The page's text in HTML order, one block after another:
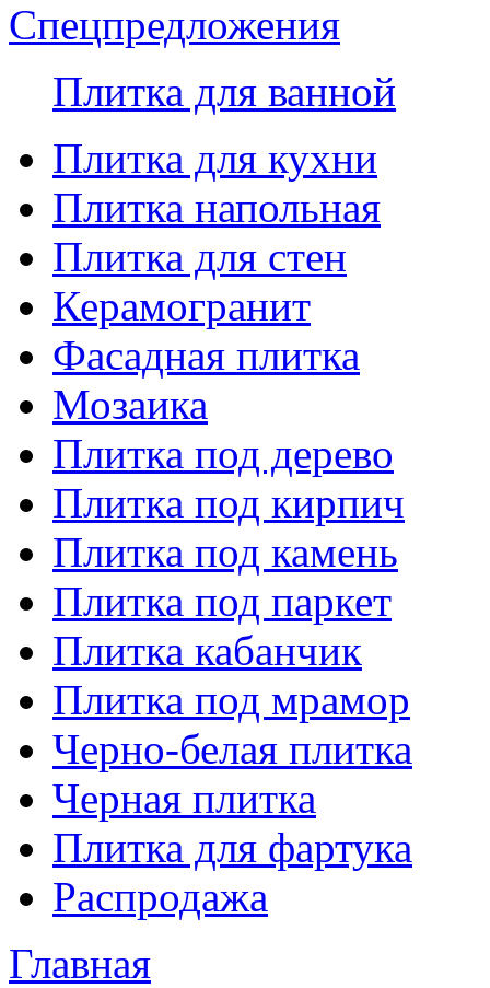
Спецпредложения
Плитка для ванной
Плитка для кухни
Плитка напольная
Плитка для стен
Керамогранит
Фасадная плитка
Мозаика
Плитка под дерево
Плитка под кирпич
Плитка под камень
Плитка под паркет
Плитка кабанчик
Плитка под мрамор
Черно-белая плитка
Черная плитка
Плитка для фартука
Распродажа
Главная